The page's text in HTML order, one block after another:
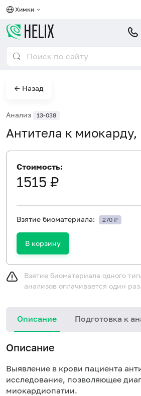
Химки
← Назад
Анализ 13-038
Антитела к
Стоимость:
1515 ₽
Взятие биоматериала: 270 ₽
В корзину
Взятие биоматериала одного
анализов оплачивается один раз.
Описание Подготовка к
Описание
Выявление в крови пациента
исследование, позволяющее
миокардиопатии.